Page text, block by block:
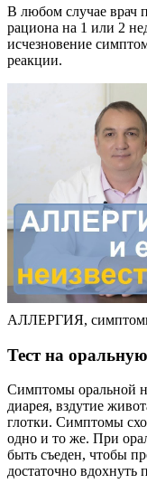
В любом случае врач
рациона на 1 или 2
исчезновение
реакции.
АЛЛЕРГИЯ, симптомы
Тест на
Симптомы оральной
диарея, вздутие
глотки. Симптомы
одно и то же. При
быть съеден, чтобы
достаточно вдохнуть